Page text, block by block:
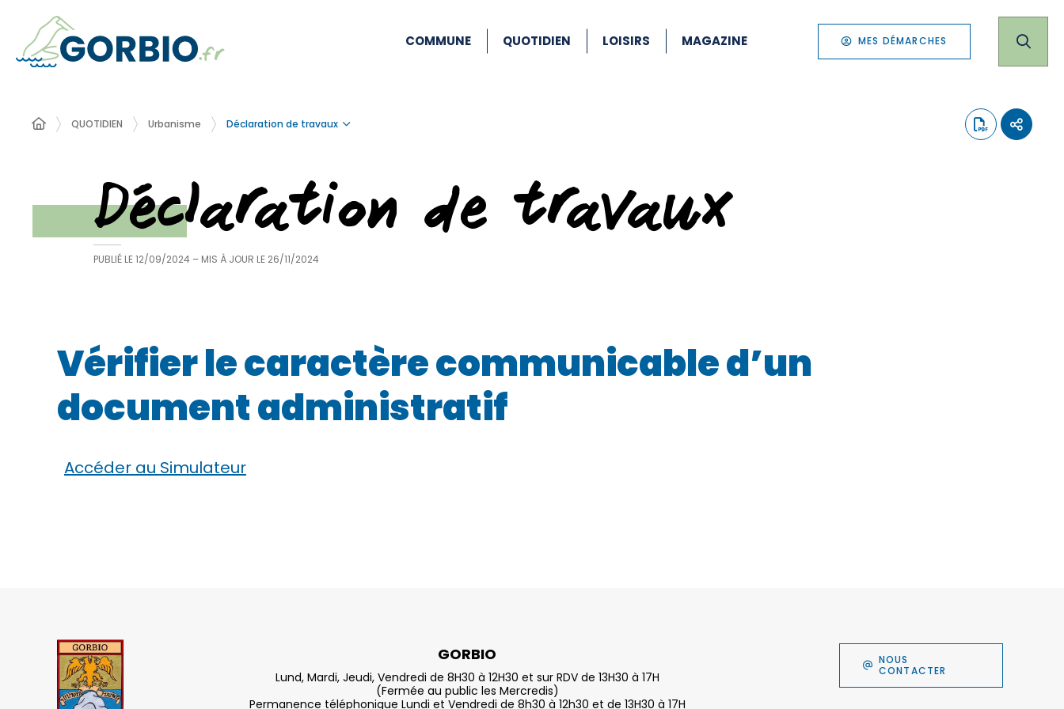
COMMUNE QUOTIDIEN LOISIRS MAGAZINE MES DÉMARCHES
QUOTIDIEN Urbanisme Déclaration de travaux
Déclaration de travaux
PUBLIÉ LE12/09/2024 – MIS À JOUR LE 26/11/2024
Vérifier le caractère communicable d’un
document administratif
Accéder au Simulateur
GORBIO
Lund, Mardi, Jeudi, Vendredi de 8H30 à 12H30 et sur RDV de 13H30 à 17H
(Fermée au public les Mercredis)
Permanence téléphonique Lundi et Vendredi de 8h30 à 12h30 et de 13H30 à 17H
NOUS
CONTACTER